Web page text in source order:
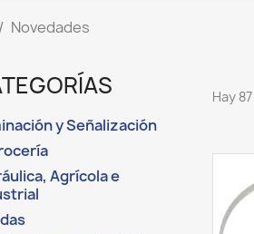
Novedades
y Señalización
Agrícola e
Hay